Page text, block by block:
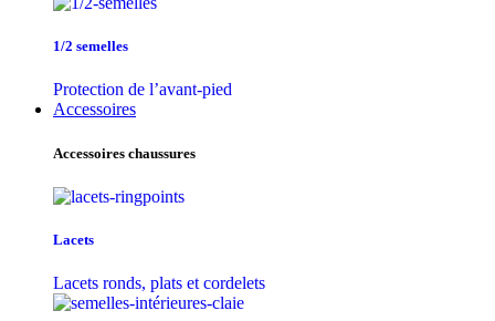
1/2 semelles
Protection de l’avant-pied
Accessoires
Accessoires chaussures
Lacets
Lacets ronds, plats et cordelets